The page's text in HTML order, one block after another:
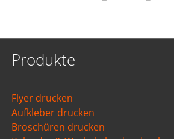
Produkte
Flyer drucken
Aufkleber drucken
Broschüren drucken